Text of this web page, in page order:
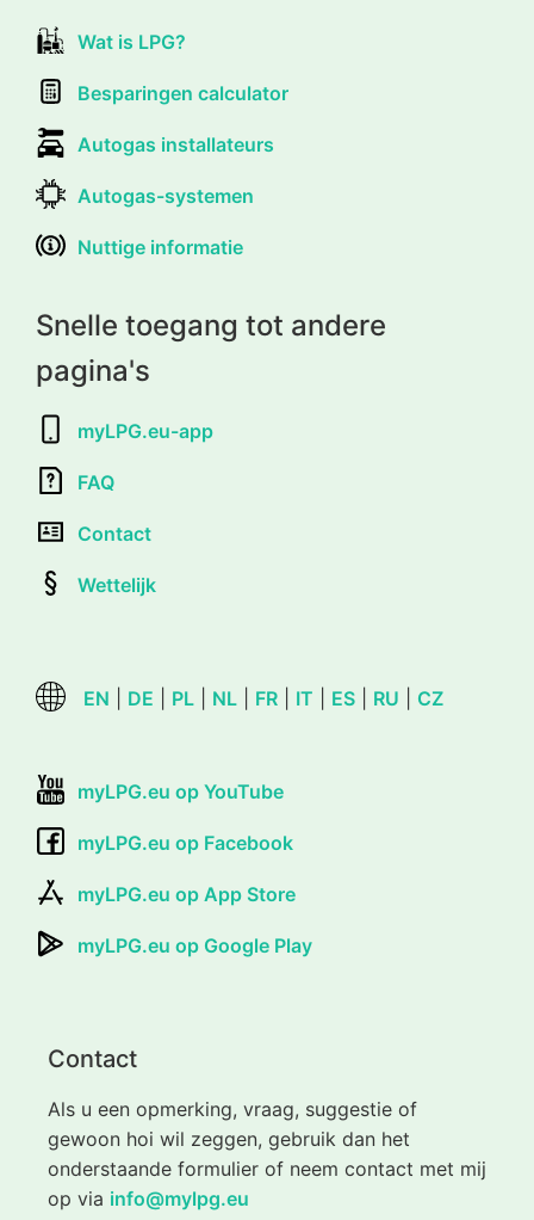
Wat is LPG?
Besparingen calculator
Autogas installateurs
Autogas-systemen
Nuttige informatie
Snelle toegang tot andere
pagina's
myLPG.eu-app
FAQ
Contact
Wettelijk
EN DE PL NL FR IT ES RU CZ
myLPG.eu op YouTube
myLPG.eu op Facebook
myLPG.eu op App Store
myLPG.eu op Google Play
Contact
Als u een opmerking, vraag, suggestie of
gewoon hoi wil zeggen, gebruik dan het
onderstaande formulier of neem contact met mij
op via info@mylpg.eu